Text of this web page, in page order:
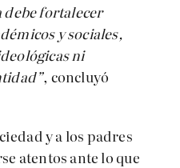
debe fortalecer
y sociales,
ni
, concluyó
y a los padres
atentos ante lo que